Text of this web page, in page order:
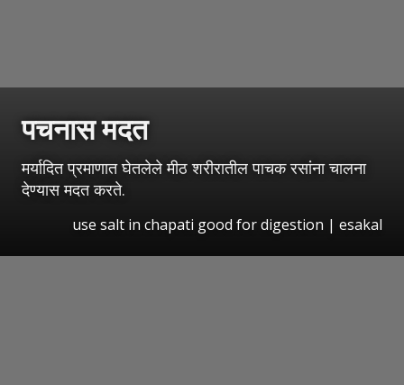
पचनास मदत
मर्यादित प्रमाणात घेतलेले मीठ शरीरातील पाचक रसांना चालना
देण्यास मदत करते.
use salt in chapati good for digestion | esakal